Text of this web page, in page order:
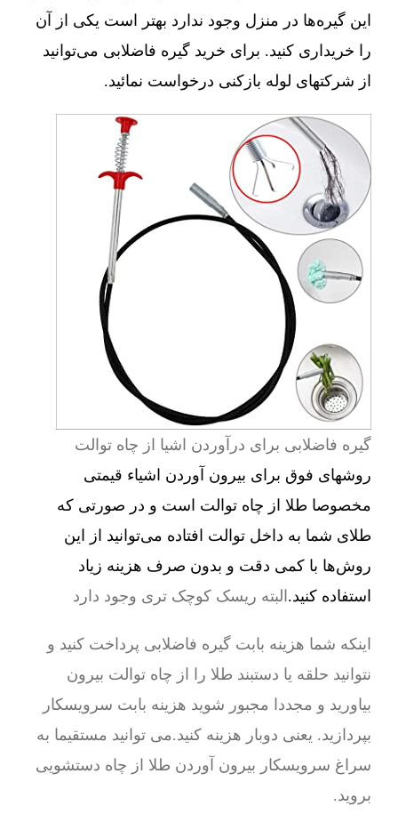
این گیره‌ها در منزل وجود ندارد بهتر است یکی از آن
را خریداری کنید. برای خرید گیره فاضلابی می‌توانید
از شرکتهای لوله بازکنی درخواست نمائید.
گیره فاضلابی برای درآوردن اشیا از چاه توالت
روشهای فوق برای بیرون آوردن اشیاء قیمتی
مخصوصا طلا از چاه توالت است و در صورتی که
طلای شما به داخل توالت افتاده می‌توانید از این
روش‌ها با کمی دقت و بدون صرف هزینه زیاد
استفاده کنید.البته ریسک کوچک تری وجود دارد
اینکه شما هزینه بابت گیره فاضلابی پرداخت کنید و
نتوانید حلقه یا دستبند طلا را از چاه توالت بیرون
بیاورید و مجددا مجبور شوید هزینه بابت سرویسکار
بپردازید. یعنی دوبار هزینه کنید.می توانید مستقیما به
سراغ سرویسکار بیرون آوردن طلا از چاه دستشویی
بروید.